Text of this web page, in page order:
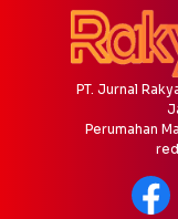
PT. Jurnal
Perumahan